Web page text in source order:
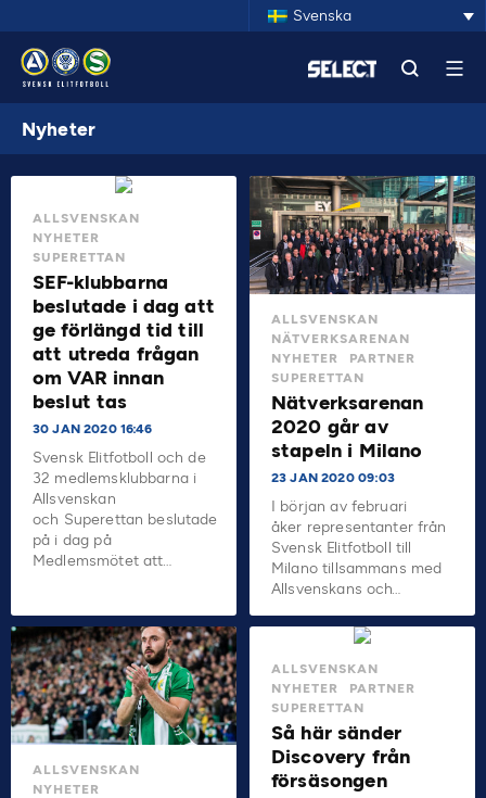
Svenska
Nyheter
ALLSVENSKAN
NYHETER
SUPERETTAN
SEF-klubbarna
beslutade i dag att
ge förlängd tid till
att utreda frågan
om VAR innan
beslut tas
30 JAN 2020 16:46
Svensk Elitfotboll och de
32 medlemsklubbarna i
Allsvenskan
och Superettan beslutade
på i dag på
Medlemsmötet att…
ALLSVENSKAN
NÄTVERKSARENAN
NYHETER
PARTNER
SUPERETTAN
Nätverksarenan
2020 går av
stapeln i Milano
23 JAN 2020 09:03
I början av februari
åker representanter från
Svensk Elitfotboll till
Milano tillsammans med
Allsvenskans och…
ALLSVENSKAN
NYHETER
ALLSVENSKAN
NYHETER
PARTNER
SUPERETTAN
Så här sänder
Discovery från
försäsongen